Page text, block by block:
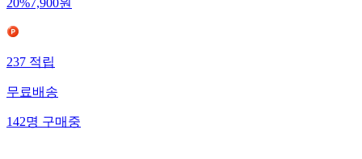
20%7,900원
237적립
무료배송
142명구매중